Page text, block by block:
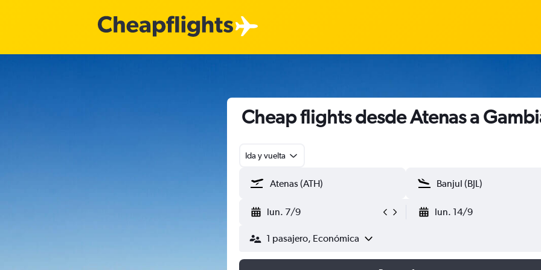
Cheap flights desde Atenas a
Ida y vuelta
lun. 7/9 lun. 14/9
1 pasajero, Económica